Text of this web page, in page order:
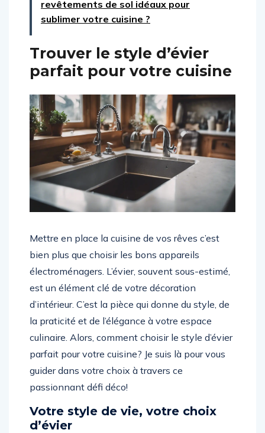
revêtements de sol idéaux pour
sublimer votre cuisine ?
Trouver le style d’évier
parfait pour votre cuisine
Mettre en place la cuisine de vos rêves c’est
bien plus que choisir les bons appareils
électroménagers. L’évier, souvent sous-estimé,
est un élément clé de votre décoration
d’intérieur. C’est la pièce qui donne du style, de
la praticité et de l’élégance à votre espace
culinaire. Alors, comment choisir le style d’évier
parfait pour votre cuisine? Je suis là pour vous
guider dans votre choix à travers ce
passionnant défi déco!
Votre style de vie, votre choix
d’évier